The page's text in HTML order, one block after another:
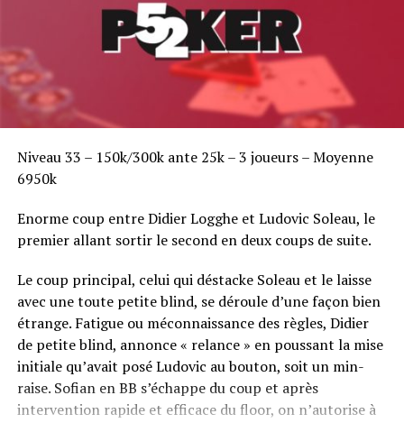
Niveau 33 – 150k/300k ante 25k – 3 joueurs – Moyenne
6950k
Enorme coup entre Didier Logghe et Ludovic Soleau, le
premier allant sortir le second en deux coups de suite.
Le coup principal, celui qui déstacke Soleau et le laisse
avec une toute petite blind, se déroule d’une façon bien
étrange. Fatigue ou méconnaissance des règles, Didier
de petite blind, annonce « relance » en poussant la mise
initiale qu’avait posé Ludovic au bouton, soit un min-
raise. Sofian en BB s’échappe du coup et après
intervention rapide et efficace du floor, on n’autorise à